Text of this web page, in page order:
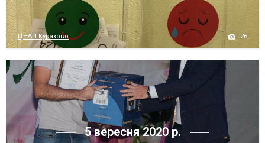
ЦНАП Курахово 26
5 вересня 2020 р.